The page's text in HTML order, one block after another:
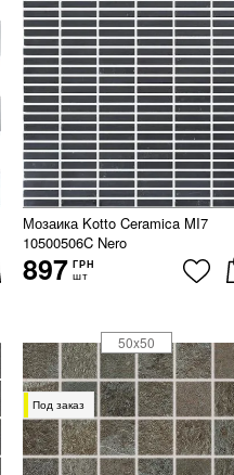
Мозаика Kotto Ceramica MI7
10500506C Nero
897 ГРН
шт
Под заказ
50x50